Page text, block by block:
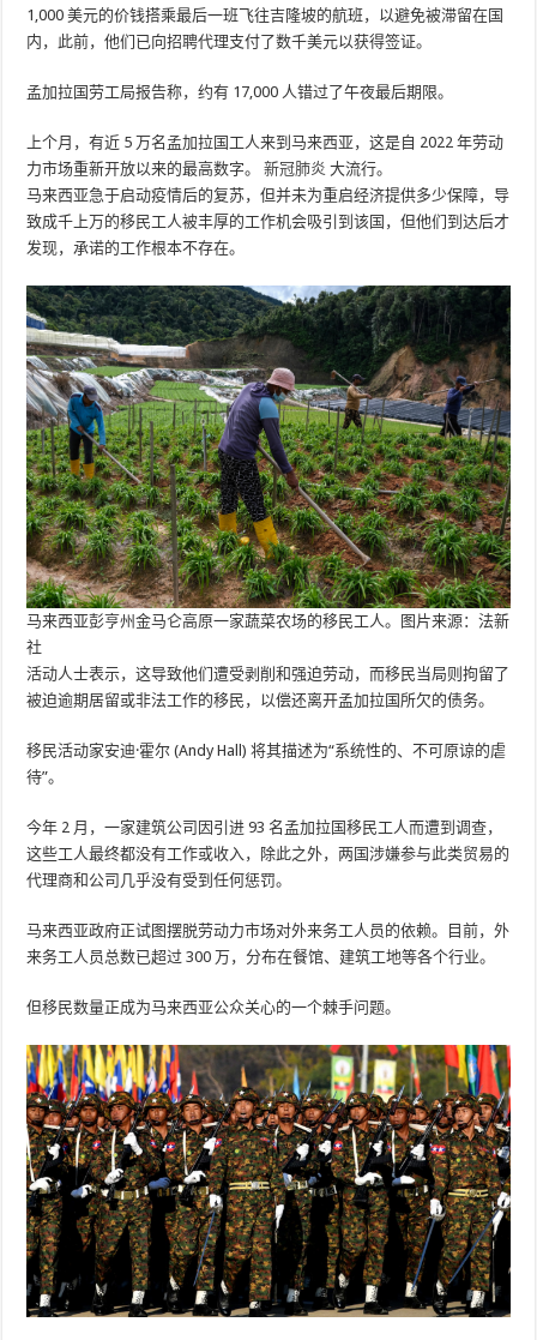
1,000 美元的价钱搭乘最后一班飞往吉隆坡的航班，以避免被滞留在国
内，此前，他们已向招聘代理支付了数千美元以获得签证。
孟加拉国劳工局报告称，约有 17,000 人错过了午夜最后期限。
上个月，有近 5 万名孟加拉国工人来到马来西亚，这是自 2022 年劳动
力市场重新开放以来的最高数字。新冠肺炎 大流行。
马来西亚急于启动疫情后的复苏，但并未为重启经济提供多少保障，导
致成千上万的移民工人被丰厚的工作机会吸引到该国，但他们到达后才
发现，承诺的工作根本不存在。
马来西亚彭亨州金马仑高原一家蔬菜农场的移民工人。图片来源：法新
社
活动人士表示，这导致他们遭受剥削和强迫劳动，而移民当局则拘留了
被迫逾期居留或非法工作的移民，以偿还离开孟加拉国所欠的债务。
移民活动家安迪·霍尔 (Andy Hall) 将其描述为“系统性的、不可原谅的虐
待”。
今年 2 月，一家建筑公司因引进 93 名孟加拉国移民工人而遭到调查，
这些工人最终都没有工作或收入，除此之外，两国涉嫌参与此类贸易的
代理商和公司几乎没有受到任何惩罚。
马来西亚政府正试图摆脱劳动力市场对外来务工人员的依赖。目前，外
来务工人员总数已超过 300 万，分布在餐馆、建筑工地等各个行业。
但移民数量正成为马来西亚公众关心的一个棘手问题。